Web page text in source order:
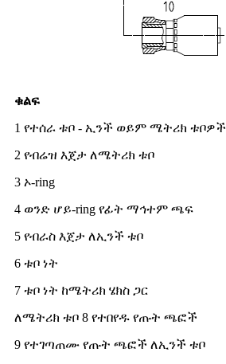
ቁልፍ
1 የተሰራ ቱቦ - ኢንች ወይም ሜትሪክ ቱቦዎች
2 የብሬዝ እጀታ ለሜትሪክ ቱቦ
3 ኦ-ring
4 ወንድ ሆይ-ring የፊት ማኅተም ጫፍ
5 የብራስ እጀታ ለኢንች ቱቦ
6 ቱቦ ነት
7 ቱቦ ነት ከሜትሪክ ሄክስ ጋር
ለሜትሪክ ቱቦ 8 የተበየዱ የጡት ጫፎች
9 የተገጣጠሙ የጡት ጫፎች ለኢንች ቱቦ